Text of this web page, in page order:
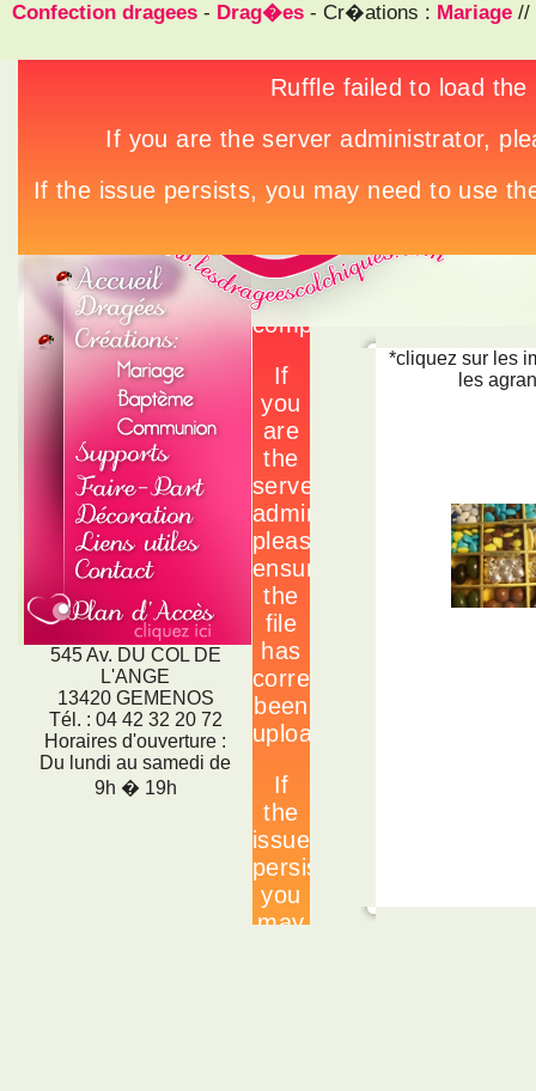
Confection dragees - Drag�es - Cr�ations : Mariage //
545 Av. DU COL DE
L'ANGE
13420 GEMENOS
Tél. : 04 42 32 20 72
Horaires d'ouverture :
Du lundi au samedi de
9h � 19h
*cliquez sur les
les